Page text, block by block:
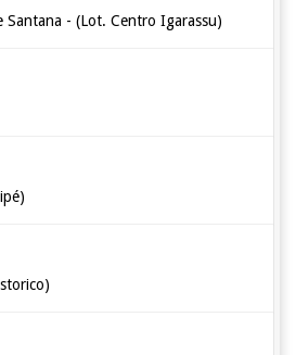
Santana - (Lot. Centro Igarassu)